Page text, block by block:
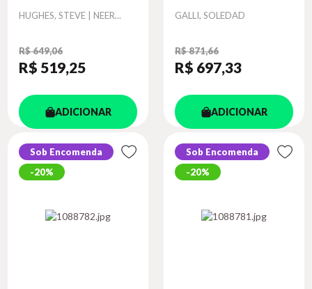
Autor
HUGHES, STEVE | NEER...
R$ 649,06
R$ 519,25
ADICIONAR
Autor
GALLI, SOLEDAD
R$ 871,66
R$ 697,33
ADICIONAR
Sob Encomenda
20%
Sob Encomenda
20%